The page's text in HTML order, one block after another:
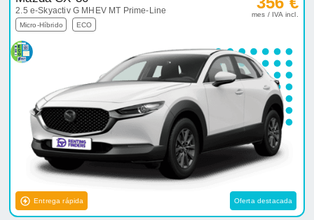
2.5 e-Skyactiv G MHEV MT Prime-Line
Micro-Híbrido ECO
mes / IVA incl.
Entrega rápida Oferta destacada